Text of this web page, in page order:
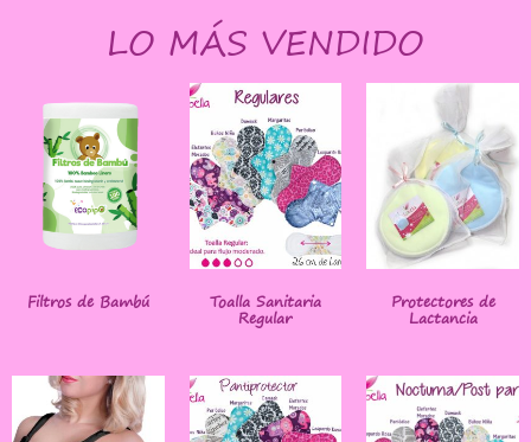
LO MÁS VENDIDO
Filtros de Bambú Toalla Sanitaria
Regular
Protectores de
Lactancia